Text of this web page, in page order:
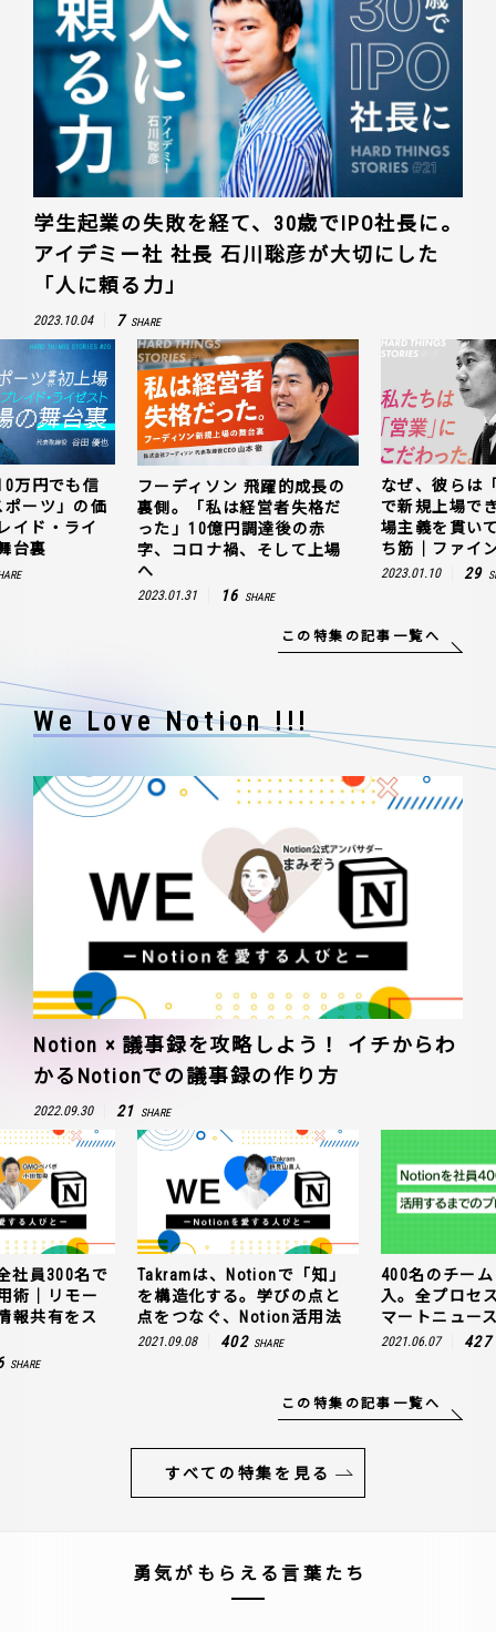
学生起業の失敗を経て、30歳でIPO社長に。
アイデミー社 社長 石川聡彦が大切にした
「人に頼る力」
2023.10.04 7 SHARE
万円でも信
ーツ」の価
イド・ライ
台裏
フーディソン 飛躍的成長の
裏側。「私は経営者失格だ
った」10億円調達後の赤
字、コロナ禍、そして上場
へ
2023.01.31 16 SHARE
なぜ、彼らは
で新規上場で
場主義を貫い
ち筋｜ファイ
2023.01.10 29
この特集の記事一覧へ
We Love Notion !!!
Notion × 議事録を攻略しよう！ イチからわ
かるNotionでの議事録の作り方
2022.09.30 21 SHARE
社員300名で
術｜リモー
報共有をス
SHARE
Takramは、Notionで「知」
を構造化する。学びの点と
点をつなぐ、Notion活用法
2021.09.08 402 SHARE
400名のチー
入。全プロセ
マートニュー
2021.06.07 427
この特集の記事一覧へ
すべての特集を見る
勇気がもらえる言葉たち